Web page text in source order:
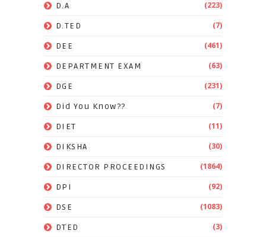
D.A (223)
D.TED (7)
DEE (461)
DEPARTMENT EXAM (63)
DGE (231)
Did You Know?? (7)
DIET (11)
DIKSHA (30)
DIRECTOR PROCEEDINGS (1864)
DPI (92)
DSE (1083)
DTED (3)